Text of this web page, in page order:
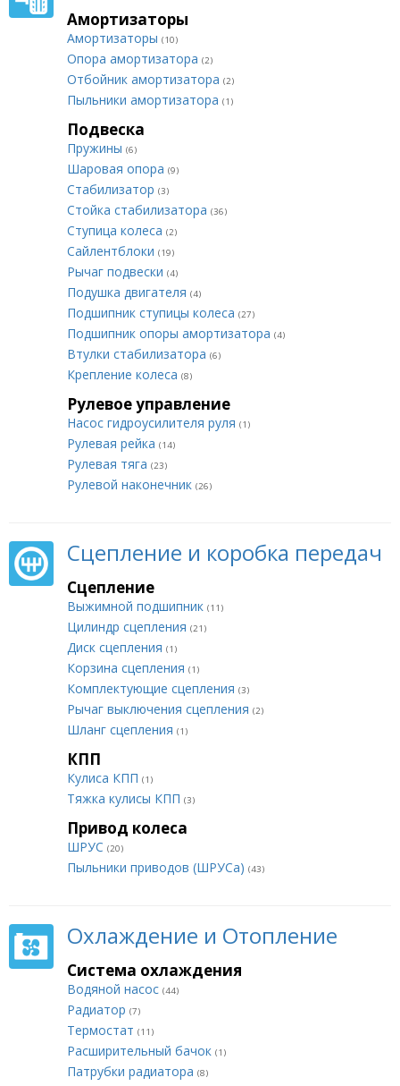
Амортизаторы
Амортизаторы (10)
Опора амортизатора (2)
Отбойник амортизатора (2)
Пыльники амортизатора (1)
Подвеска
Пружины (6)
Шаровая опора (9)
Стабилизатор (3)
Стойка стабилизатора (36)
Ступица колеса (2)
Сайлентблоки (19)
Рычаг подвески (4)
Подушка двигателя (4)
Подшипник ступицы колеса (27)
Подшипник опоры амортизатора (4)
Втулки стабилизатора (6)
Крепление колеса (8)
Рулевое управление
Насос гидроусилителя руля (1)
Рулевая рейка (14)
Рулевая тяга (23)
Рулевой наконечник (26)
Сцепление и коробка передач
Сцепление
Выжимной подшипник (11)
Цилиндр сцепления (21)
Диск сцепления (1)
Корзина сцепления (1)
Комплектующие сцепления (3)
Рычаг выключения сцепления (2)
Шланг сцепления (1)
КПП
Кулиса КПП (1)
Тяжка кулисы КПП (3)
Привод колеса
ШРУС (20)
Пыльники приводов (ШРУСа) (43)
Охлаждение и Отопление
Система охлаждения
Водяной насос (44)
Радиатор (7)
Термостат (11)
Расширительный бачок (1)
Патрубки радиатора (8)